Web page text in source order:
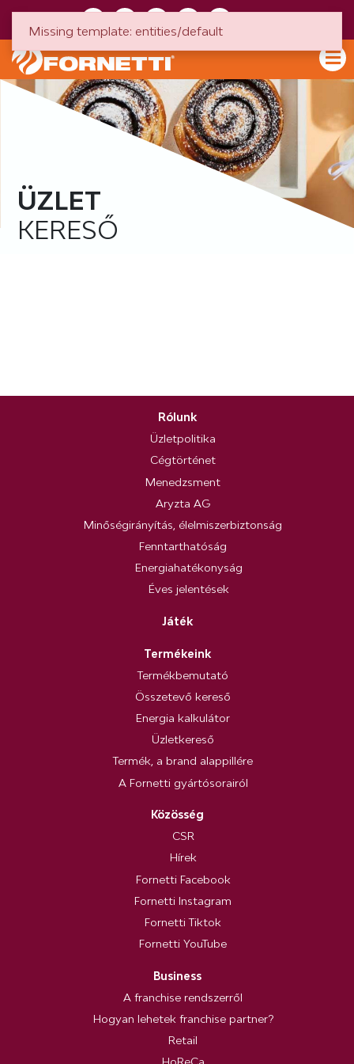
ÜZLET
KERESŐ
Rólunk
Üzletpolitika
Cégtörténet
Menedzsment
Aryzta AG
Minőségirányítás, élelmiszerbiztonság
Fenntarthatóság
Energiahatékonyság
Éves jelentések
Játék
Termékeink
Termékbemutató
Összetevő kereső
Energia kalkulátor
Üzletkereső
Termék, a brand alappillére
A Fornetti gyártósorairól
Közösség
CSR
Hírek
Fornetti Facebook
Fornetti Instagram
Fornetti Tiktok
Fornetti YouTube
Business
A franchise rendszerről
Hogyan lehetek franchise partner?
Retail
Missing template: entities/default